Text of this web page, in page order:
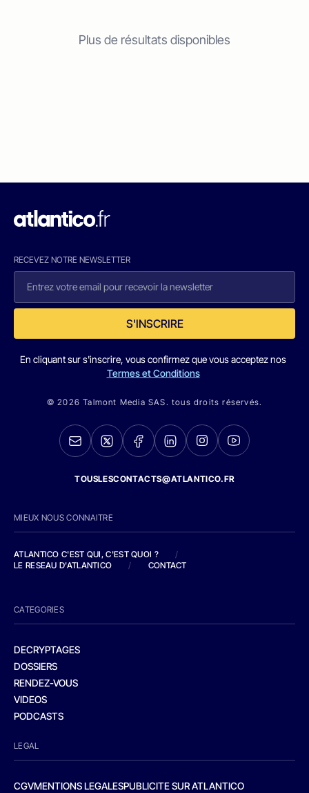
Plus de résultats disponibles
RECEVEZ NOTRE NEWSLETTER
S'INSCRIRE
En cliquant sur s'inscrire, vous confirmez que vous acceptez nos
Termes et Conditions
© 2026 Talmont Media SAS. tous droits réservés.
TOUSLESCONTACTS@ATLANTICO.FR
MIEUX NOUS CONNAITRE
ATLANTICO C'EST QUI, C'EST QUOI ?
/
LE RESEAU D'ATLANTICO
/ CONTACT
CATEGORIES
DECRYPTAGES
DOSSIERS
RENDEZ-VOUS
VIDEOS
PODCASTS
LEGAL
CGVMENTIONS LEGALESPUBLICITE SUR ATLANTICO